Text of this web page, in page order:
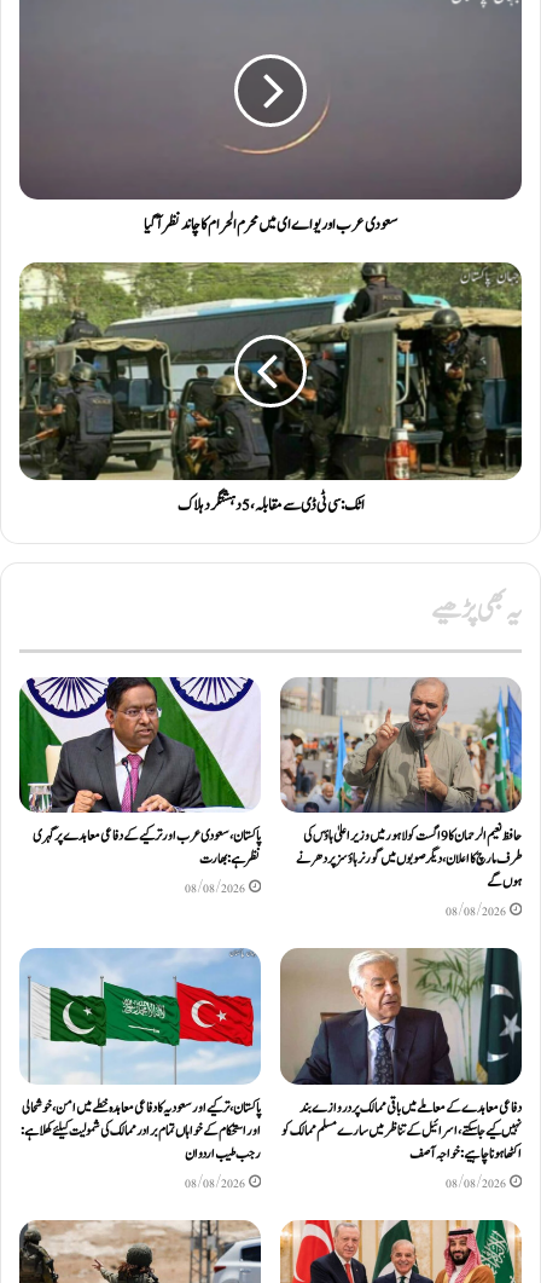
سعودی عرب اور یو اے ای میں محرم الحرام کا چاند نظر آگیا
اٹک: سی ٹی ڈی سے مقابلہ، 5 دہشتگرد ہلاک
یہ بھی پڑھیے
حافظ نعیم الرحمان کا 9 اگست کو لاہور میں وزیر اعلیٰ ہاؤس کی
طرف مارچ کا اعلان، دیگر صوبوں میں گورنر ہاؤسز پر دھرنے
ہوں گے
08/08/2026
پاکستان، سعودی عرب اور ترکیے کے دفاعی معاہدے پر گہری
نظر ہے: بھارت
08/08/2026
دفاعی معاہدےکے معاملے میں باقی ممالک پر دروازے بند
نہیں کیے جاسکتے، اسرائیل کے تناظر میں سارے مسلم ممالک کو
اکٹھا ہونا چاہیے: خواجہ آصف
08/08/2026
پاکستان، ترکیے اور سعودیہ کا دفاعی معاہدہ خطے میں امن، خوشحالی
اور استحکام کے خواہاں تمام برادر ممالک کی شمولیت کیلئےکھلا ہے:
رجب طیب اردوان
08/08/2026